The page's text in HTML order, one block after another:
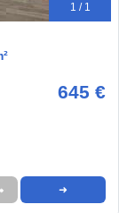
1 / 1
645 €
➜